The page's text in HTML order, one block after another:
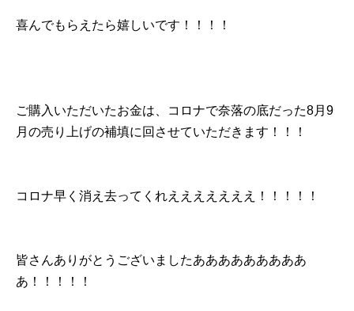
喜んでもらえたら嬉しいです！！！！
ご購入いただいたお金は、コロナで奈落の底だった8月9
月の売り上げの補填に回させていただきます！！！
コロナ早く消え去ってくれえええええええ！！！！！
皆さんありがとうございましたあああああああああ
あ！！！！！